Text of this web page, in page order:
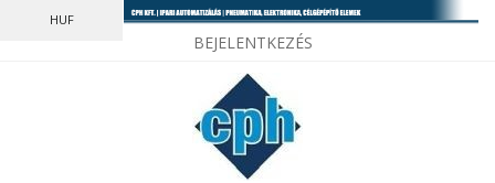
BEJELENTKEZÉS
HUF